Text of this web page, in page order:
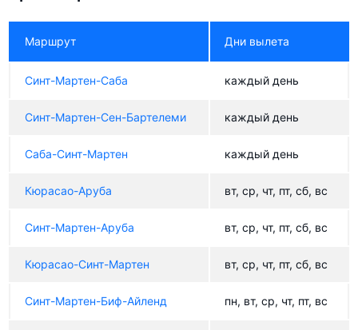
Маршрут Дни вылета
Синт-Мартен-Саба каждый день
Синт-Мартен-Сен-Бартелеми каждый день
Саба-Синт-Мартен каждый день
Кюрасао-Аруба вт, ср, чт, пт, сб, вс
Синт-Мартен-Аруба вт, ср, чт, пт, сб, вс
Кюрасао-Синт-Мартен вт, ср, чт, пт, сб, вс
Синт-Мартен-Биф-Айленд пн, вт, ср, чт, пт, вс